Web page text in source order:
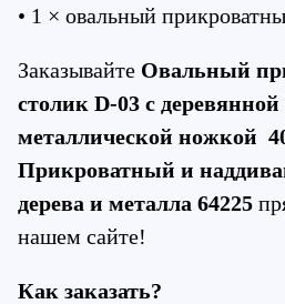
• 1 × овальный
Заказывайте Овальный
столик D-03 с
металлической ножкой
Прикроватный и
дерева и металла 64225
нашем сайте!
Как заказать?